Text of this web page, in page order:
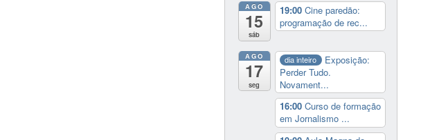
AGO
15
sáb
19:00 Cine paredão:
programação de rec...
AGO
17
seg
dia inteiro
Exposição:
Perder Tudo.
Novament...
16:00 Curso de formação
em Jornalismo ...